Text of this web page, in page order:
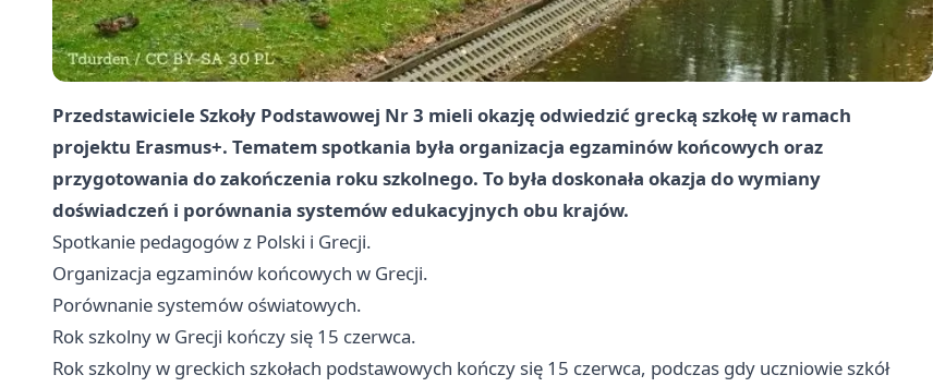
Przedstawiciele Szkoły Podstawowej Nr 3 mieli okazję odwiedzić grecką szkołę w ramach
projektu Erasmus+. Tematem spotkania była organizacja egzaminów końcowych oraz
przygotowania do zakończenia roku szkolnego. To była doskonała okazja do wymiany
doświadczeń i porównania systemów edukacyjnych obu krajów.
Spotkanie pedagogów z Polski i Grecji.
Organizacja egzaminów końcowych w Grecji.
Porównanie systemów oświatowych.
Rok szkolny w Grecji kończy się 15 czerwca.
Rok szkolny w greckich szkołach podstawowych kończy się 15 czerwca, podczas gdy uczniowie szkół